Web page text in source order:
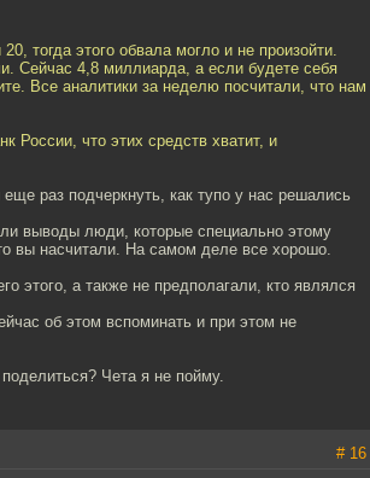
тогда этого обвала могло и не произойти.
Сейчас 4,8 миллиарда, а если будете себя
Все аналитики за неделю посчитали, что нам
что этих средств хватит, и
раз подчеркнуть, как тупо у нас решались
выводы люди, которые специально этому
вы насчитали. На самом деле все хорошо.
этого, а также не предполагали, кто являлся
об этом вспоминать и при этом не
Чета я не пойму.
# 16